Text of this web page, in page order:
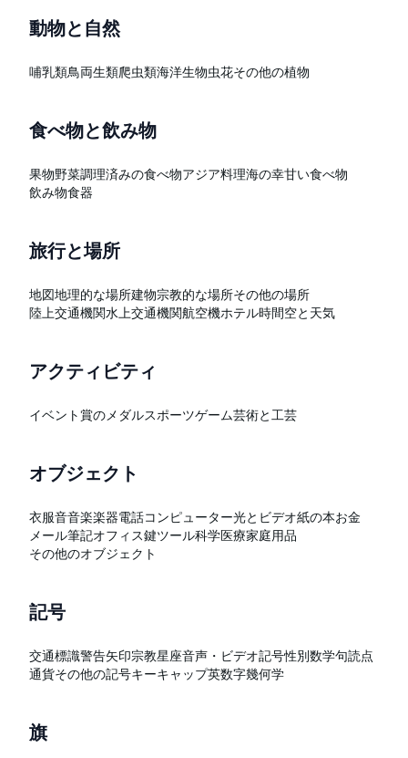
動物と自然
哺乳類鳥両生類爬虫類海洋生物虫花その他の植物
食べ物と飲み物
果物野菜調理済みの食べ物アジア料理海の幸甘い食べ物
飲み物食器
旅行と場所
地図地理的な場所建物宗教的な場所その他の場所
陸上交通機関水上交通機関航空機ホテル時間空と天気
アクティビティ
イベント賞のメダルスポーツゲーム芸術と工芸
オブジェクト
衣服音音楽楽器電話コンピューター光とビデオ紙の本お金
メール筆記オフィス鍵ツール科学医療家庭用品
その他のオブジェクト
記号
交通標識警告矢印宗教星座音声・ビデオ記号性別数学句読点
通貨その他の記号キーキャップ英数字幾何学
旗